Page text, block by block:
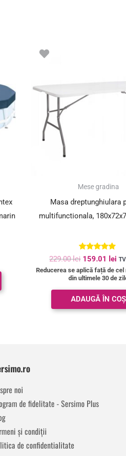
Mese gradina
Masa dreptunghiulara
multifunctionala,
Evaluat la
4.84
din 5
229.00lei
229.00 lei.
159.01 lei
Reducerea se aplică față de
din ultimele 30 de
ADAUGĂ ÎN COȘ
noi
de fidelitate - Sersimo Plus
și condiții
de confidentialitate